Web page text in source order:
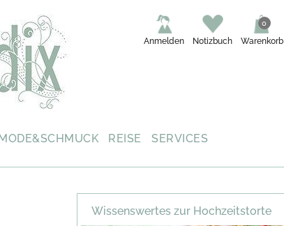
Warenkorb
0
Notizbuch
Anmelden
REISE
SERVICES
Wissenswertes zur Hochzeitstorte